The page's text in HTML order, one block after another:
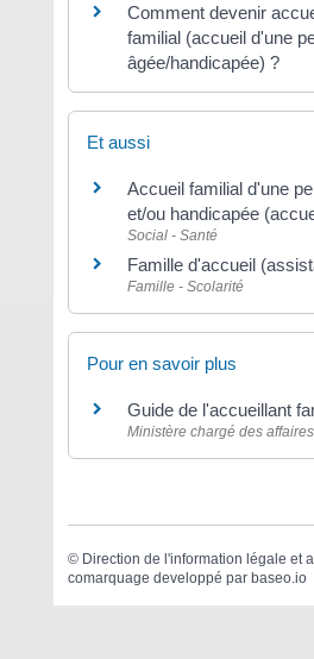
Comment devenir
familial (accueil d'une
âgée/handicapée) ?
Et aussi
Accueil familial d'une
et/ou handicapée
Social - Santé
Famille d'accueil
Famille - Scolarité
Pour en savoir plus
Guide de l'accueillant
Ministère chargé des
© Direction de l'information légale et
comarquage developpé par baseo.io